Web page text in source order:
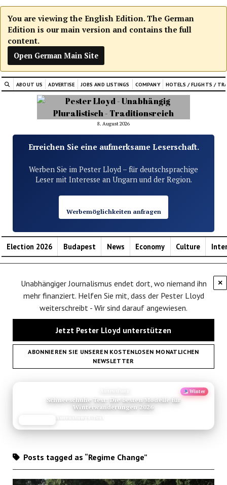
You are viewing the English Edition. The German
Edition is our main version and contains the full
content.
Open German Main Site
ABOUT US ADVERTISE JOBS AND LISTINGS COMPANY HOTELS / FLIGHTS /
8. August 2026
Erreichen Sie eine aufmerksame Leserschaft.
Werben Sie im Pester Lloyd – für deutschsprachige
Leser mit Interesse an Ungarn und der Region.
Werbemöglichkeiten anfragen
Election 2026 Budapest News Economy Culture
×
Unabhängiger Journalismus endet dort, wo niemand ihn
mehr finanziert. Helfen Sie mit, dass der Pester Lloyd
weiterschreibt - Wir sind darauf angewiesen.
Jetzt Pester Lloyd unterstützen
ABONNIEREN SIE UNSEREN KOSTENLOSEN MONATLICHEN
NEWSLETTER
Neu
Saigon Sehenswuerdigkeiten Ho Chi Minh City
Posts tagged as “Regime Change”